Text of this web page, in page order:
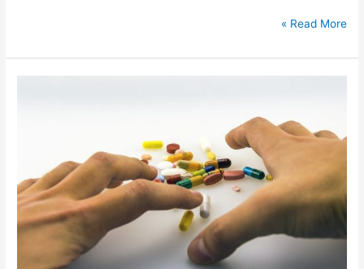
c
e
b
o
st
o
d
n
l
e
Read More »
תרופתי-פסיכיאטרי